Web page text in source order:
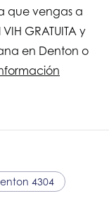
que vengas a
GRATUITA y
en Denton o
4304